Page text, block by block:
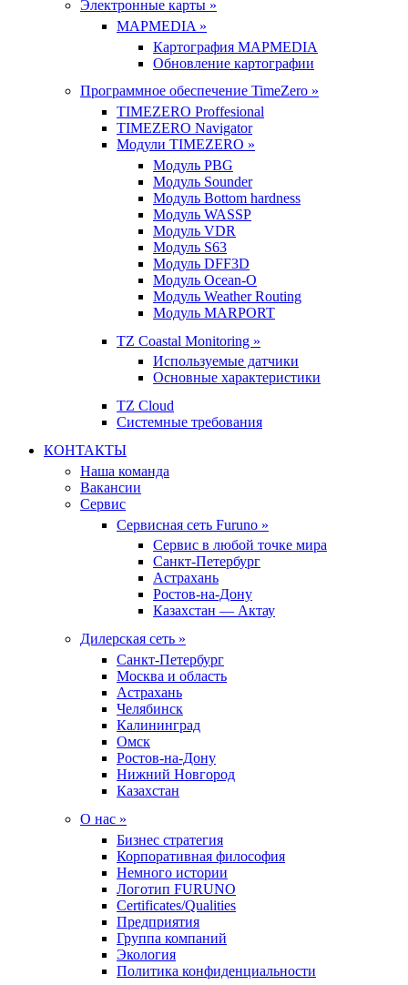
Электронные карты »
MAPMEDIA »
Картография MAPMEDIA
Обновление картографии
Программное обеспечение TimeZero »
TIMEZERO Proffesional
TIMEZERO Navigator
Модули TIMEZERO »
Модуль PBG
Модуль Sounder
Модуль Bottom hardness
Модуль WASSP
Модуль VDR
Модуль S63
Модуль DFF3D
Модуль Ocean-O
Модуль Weather Routing
Модуль MARPORT
TZ Coastal Monitoring »
Используемые датчики
Основные характеристики
TZ Cloud
Системные требования
КОНТАКТЫ
Наша команда
Вакансии
Сервис
Сервисная сеть Furuno »
Сервис в любой точке мира
Санкт-Петербург
Астрахань
Ростов-на-Дону
Казахстан — Актау
Дилерская сеть »
Санкт-Петербург
Москва и область
Астрахань
Челябинск
Калининград
Омск
Ростов-на-Дону
Нижний Новгород
Казахстан
О нас »
Бизнес стратегия
Корпоративная философия
Немного истории
Логотип FURUNO
Certificates/Qualities
Предприятия
Группа компаний
Экология
Политика конфиденциальности